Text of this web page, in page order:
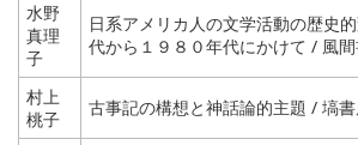
水野
真理
子
日系アメリカ人の文学活動の歴史
代から１９８０年代にかけて / 風
村上
桃子
古事記の構想と神話論的主題 / 塙